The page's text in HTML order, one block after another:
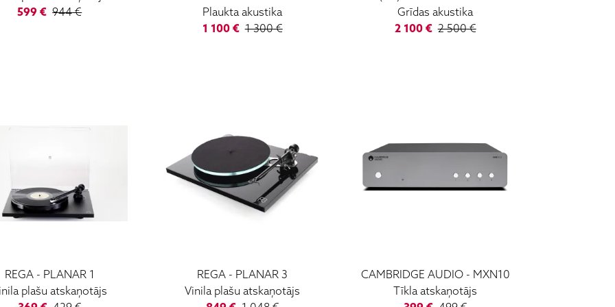
599 € 944€
Plaukta akustika
1 100€ 1 300€
Grīdas akustika
2 100€ 2 500€
REGA- PLANAR 1
plašu atskaņotājs
REGA - PLANAR 3
Vinila plašu atskaņotājs
CAMBRIDGE AUDIO- MXN10
Tīkla atskaņotājs